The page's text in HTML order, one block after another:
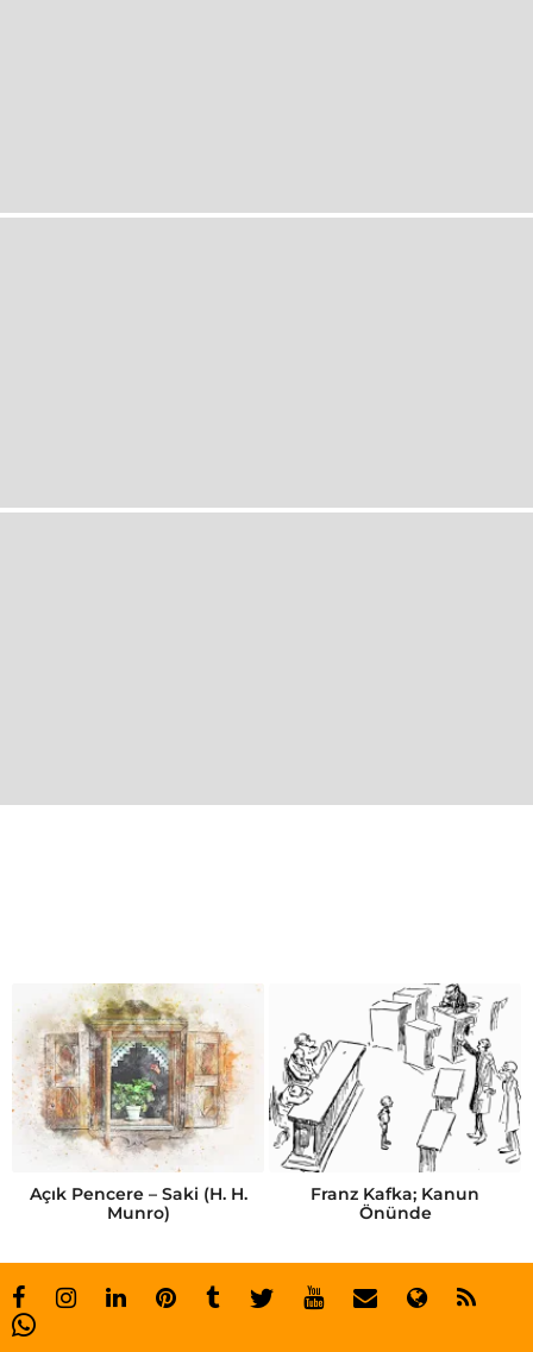
Açık Pencere – Saki (H. H.
Munro)
Franz Kafka; Kanun
Önünde